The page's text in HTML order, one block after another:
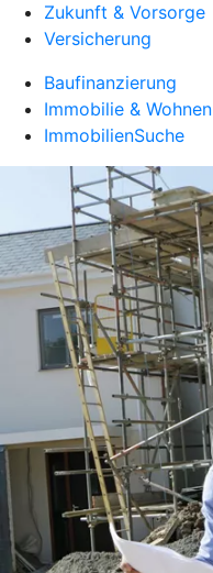
Zukunft & Vorsorge
Versicherung
Baufinanzierung
Immobilie & Wohnen
ImmobilienSuche